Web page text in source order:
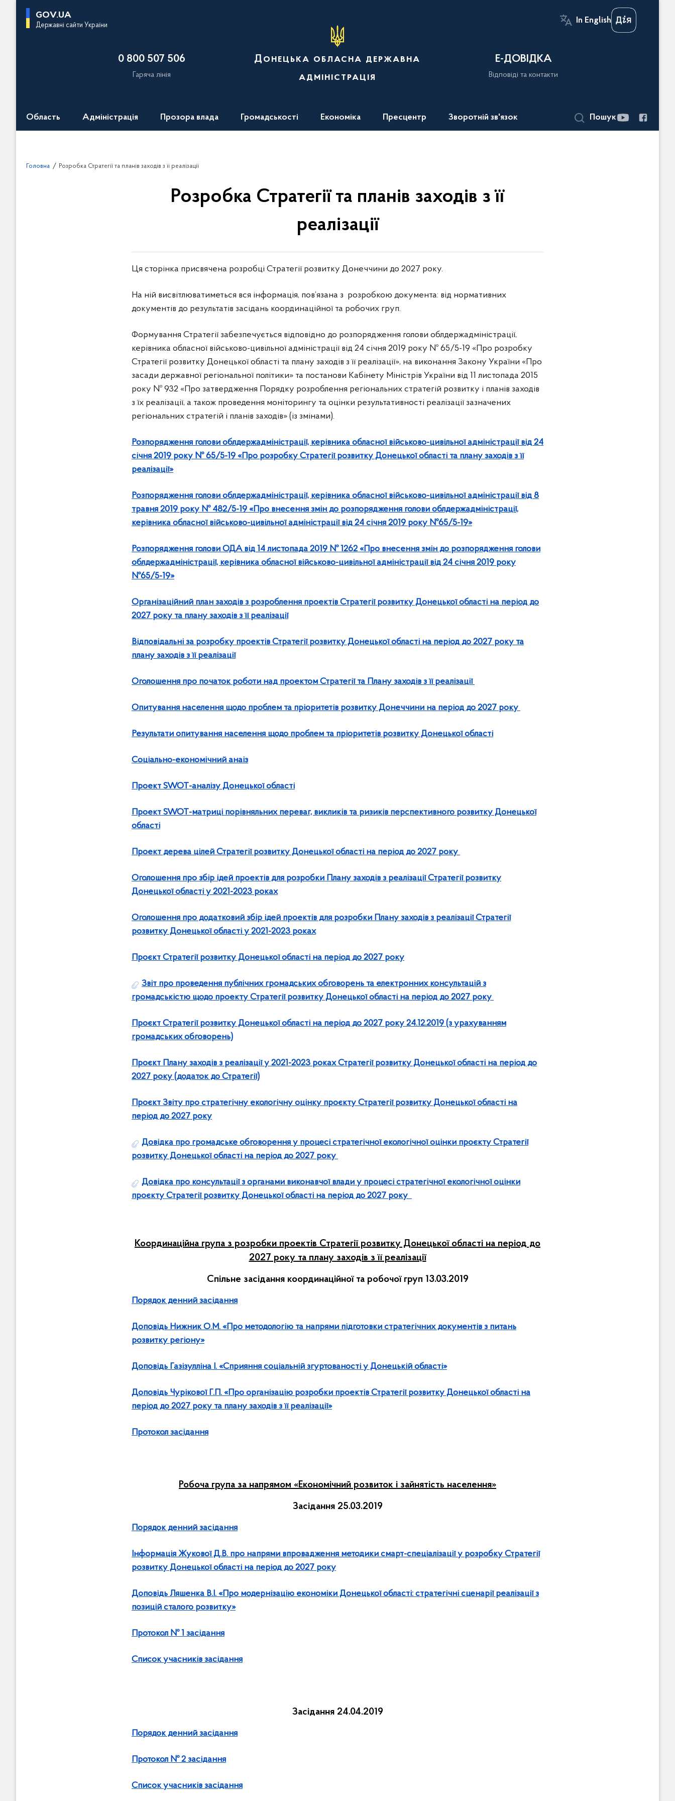
GOV.UA
Державні сайти України
In English
0 800 507 506
Гаряча лінія
Донецька обласна державна
адміністрація
Е-ДОВІДКА
Відповіді та контакти
Область Адміністрація Прозора влада Громадськості Економіка Пресцентр Зворотній зв'язок Пошук
Головна Розробка Стратегії та планів заходів з її реалізації
Розробка Стратегії та планів заходів з її
реалізації
Ця сторінка присвячена розробці Стратегії розвитку Донеччини до 2027 року.
На ній висвітлюватиметься вся інформація, пов’язана з розробкою документа: від нормативних
документів до результатів засідань координаційної та робочих груп.
Формування Стратегії забезпечується відповідно до розпорядження голови облдержадміністрації,
керівника обласної військово-цивільної адміністрації від 24 січня 2019 року № 65/5-19 «Про розробку
Стратегії розвитку Донецької області та плану заходів з її реалізації», на виконання Закону України «Про
засади державної регіональної політики» та постанови Кабінету Міністрів України від 11 листопада 2015
року № 932 «Про затвердження Порядку розроблення регіональних стратегій розвитку і планів заходів
з їх реалізації, а також проведення моніторингу та оцінки результативності реалізації зазначених
регіональних стратегій і планів заходів» (із змінами).
Розпорядження голови облдержадміністрації, керівника обласної військово-цивільної адміністрації від 24
січня 2019 року № 65/5-19 «Про розробку Стратегії розвитку Донецької області та плану заходів з її
реалізації»
Розпорядження голови облдержадміністрації, керівника обласної військово-цивільної адміністрації від 8
травня 2019 року № 482/5-19 «Про внесення змін до розпорядження голови облдержадміністрації,
керівника обласної військово-цивільної адміністрації від 24 січня 2019 року №65/5-19»
Розпорядження голови ОДА від 14 листопада 2019 № 1262 «Про внесення змін до розпорядження голови
облдержадміністрації, керівника обласної військово-цивільної адміністрації від 24 січня 2019 року
№65/5-19»
Організаційний план заходів з розроблення проектів Стратегії розвитку Донецької області на період до
2027 року та плану заходів з її реалізації
Відповідальні за розробку проектів Стратегії розвитку Донецької області на період до 2027 року та
плану заходів з її реалізації
Оголошення про початок роботи над проектом Стратегії та Плану заходів з її реалізації
Опитування населення щодо проблем та пріоритетів розвитку Донеччини на період до 2027 року
Результати опитування населення щодо проблем та пріоритетів розвитку Донецької області
Соціально-економічний анаіз
Проект SWOT-аналізу Донецької області
Проект SWOT-матриці порівняльних переваг, викликів та ризиків перспективного розвитку Донецької
області
Проект дерева цілей Стратегії розвитку Донецької області на період до 2027 року
Оголошення про збір ідей проектів для розробки Плану заходів з реалізації Стратегії розвитку
Донецької області у 2021-2023 роках
Оголошення про додатковий збір ідей проектів для розробки Плану заходів з реалізації Стратегії
розвитку Донецької області у 2021-2023 роках
Проєкт Стратегії розвитку Донецької області на період до 2027 року
Звіт про проведення публічних громадських обговорень та електронних консультацій з
громадськістю щодо проекту Стратегії розвитку Донецької області на період до 2027 року
Проєкт Стратегії розвитку Донецької області на період до 2027 року 24.12.2019 (з урахуванням
громадських обговорень)
Проєкт Плану заходів з реалізації у 2021-2023 роках Стратегії розвитку Донецької області на період до
2027 року (додаток до Стратегії)
Проєкт Звіту про стратегічну екологічну оцінку проєкту Стратегії розвитку Донецької області на
період до 2027 року
Довідка про громадське обговорення у процесі стратегічної екологічної оцінки проєкту Стратегії
розвитку Донецької області на період до 2027 року
Довідка про консультації з органами виконавчої влади у процесі стратегічної екологічної оцінки
проєкту Стратегії розвитку Донецької області на період до 2027 року
Координаційна група з розробки проектів Стратегії розвитку Донецької області на період до
2027 року та плану заходів з її реалізації
Спільне засідання координаційної та робочої груп 13.03.2019
Порядок денний засідання
Доповідь Нижник О.М. «Про методологію та напрями підготовки стратегічних документів з питань
розвитку регіону»
Доповідь Газізулліна І. «Сприяння соціальній згуртованості у Донецькій області»
Доповідь Чурікової Г.П. «Про організацію розробки проектів Стратегії розвитку Донецької області на
період до 2027 року та плану заходів з її реалізації»
Протокол засідання
Робоча група за напрямом «Економічний розвиток і зайнятість населення»
Засідання 25.03.2019
Порядок денний засідання
Інформація Жукової Д.В. про напрями впровадження методики смарт-спеціалізації у розробку Стратегії
розвитку Донецької області на період до 2027 року
Доповідь Ляшенка В.І. «Про модернізацію економіки Донецької області: стратегічні сценарії реалізації з
позицій сталого розвитку»
Протокол № 1 засідання
Список учасників засідання
Засідання 24.04.2019
Порядок денний засідання
Протокол № 2 засідання
Список учасників засідання